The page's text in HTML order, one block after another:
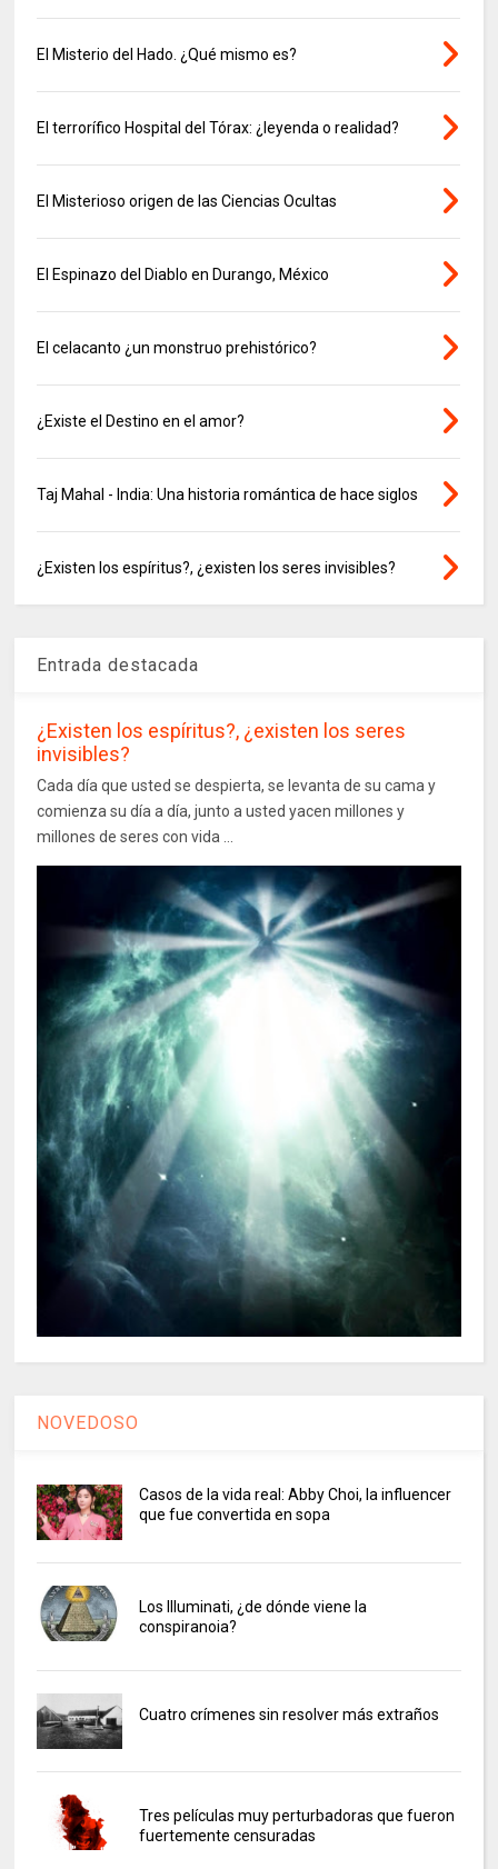
El Misterio del Hado. ¿Qué mismo es?
El terrorífico Hospital del Tórax: ¿leyenda o realidad?
El Misterioso origen de las Ciencias Ocultas
El Espinazo del Diablo en Durango, México
El celacanto ¿un monstruo prehistórico?
¿Existe el Destino en el amor?
Taj Mahal - India: Una historia romántica de hace siglos
¿Existen los espíritus?, ¿existen los seres invisibles?
Entrada destacada
¿Existen los espíritus?, ¿existen los seres
invisibles?
Cada día que usted se despierta, se levanta de su cama y
comienza su día a día, junto a usted yacen millones y
millones de seres con vida ...
NOVEDOSO
Casos de la vida real: Abby Choi, la influencer
que fue convertida en sopa
Los Illuminati, ¿de dónde viene la
conspiranoia?
Cuatro crímenes sin resolver más extraños
Tres películas muy perturbadoras que fueron
fuertemente censuradas